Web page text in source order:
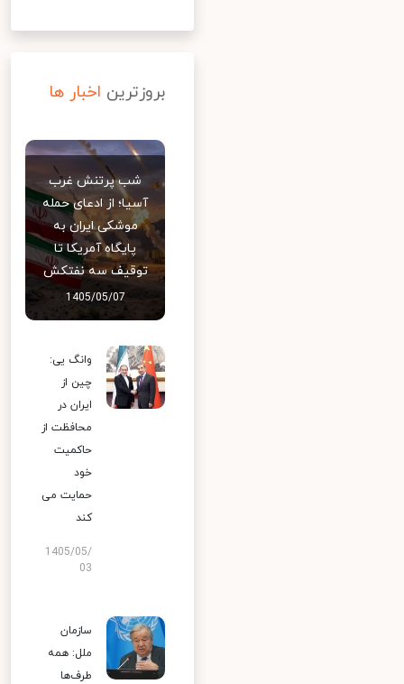
بروزترین اخبار ها
شب پرتنش غرب
آسیا؛ از ادعای حمله
موشکی ایران به
پایگاه آمریکا تا
توقیف سه نفتکش
1405/05/07
وانگ یی:
چین از
ایران در
محافظت از
حاکمیت
خود
حمایت می
کند
1405/05/
03
سازمان
ملل: همه
طرف‌ها